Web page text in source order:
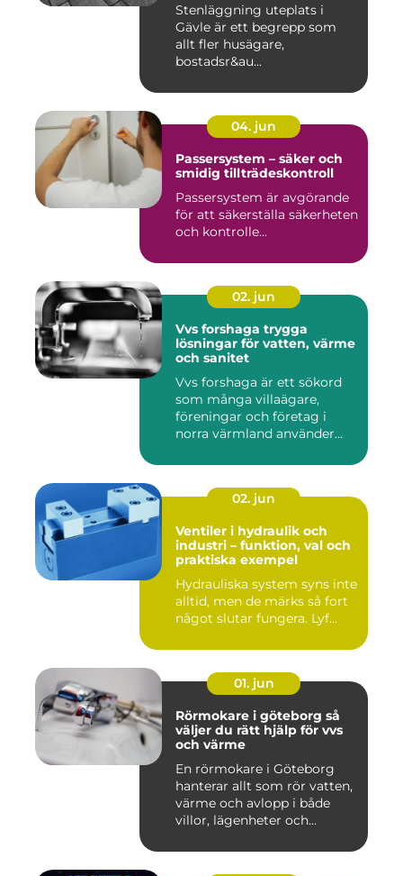
Stenläggning uteplats i
Gävle är ett begrepp som
allt fler husägare,
bostadsr&au...
04. jun
Passersystem – säker och
smidig tillträdeskontroll
Passersystem är avgörande
för att säkerställa säkerheten
och kontrolle...
02. jun
Vvs forshaga trygga
lösningar för vatten, värme
och sanitet
Vvs forshaga är ett sökord
som många villaägare,
föreningar och företag i
norra värmland använder
02. jun
Ventiler i hydraulik och
industri – funktion, val och
praktiska exempel
Hydrauliska system syns inte
alltid, men de märks så fort
något slutar fungera. Lyf...
01. jun
Rörmokare i göteborg så
väljer du rätt hjälp för vvs
och värme
En rörmokare i Göteborg
hanterar allt som rör vatten,
värme och avlopp i både
villor, lägenheter och...